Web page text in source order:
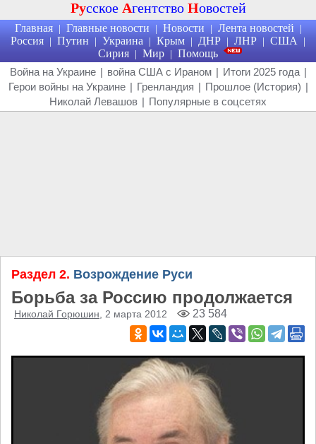
Русское Агентство Новостей
Главная | Главные новости | Новости | Лента новостей |
Россия | Путин | Украина | Крым | ДНР | ЛНР | США |
Сирия | Мир | Помощь
Война на Украине | война США с Ираном | Итоги 2025 года |
Герои войны на Украине | Гренландия | Прошлое (История) |
Николай Левашов | Популярные в соцсетях
Раздел 2. Возрождение Руси
Борьба за Россию продолжается
Николай Горюшин , 2 марта 2012 23 584